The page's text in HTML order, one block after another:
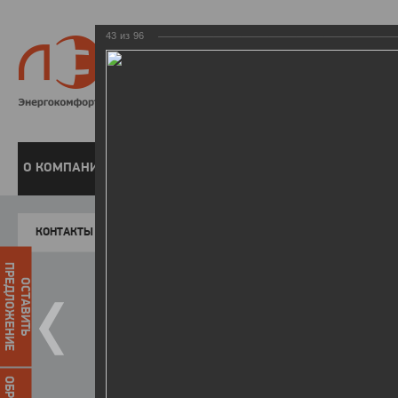
8 800
О КОМПАНИИ
КОНТАКТЫ
ОСТАВИТЬ
ПРЕДЛОЖЕНИЕ
43 из 96